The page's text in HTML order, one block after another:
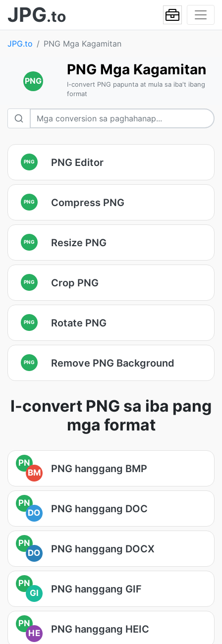
JPG.to
JPG.to PNG Mga Kagamitan
PNG
PNG Mga Kagamitan
I-convert PNG papunta at mula sa iba't ibang
format
PNG PNG Editor
PNG Compress PNG
PNG Resize PNG
PNG Crop PNG
PNG Rotate PNG
PNG Remove PNG Background
I-convert PNG sa iba pang
mga format
PN
BM
PNG hanggang BMP
PN
DO
PNG hanggang DOC
PN
DO
PNG hanggang DOCX
PN
GI
PNG hanggang GIF
PN
HE
PNG hanggang HEIC